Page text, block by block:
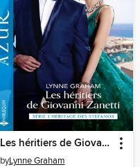
Les héritiers de Giovanni Zanetti
byLynne Graham